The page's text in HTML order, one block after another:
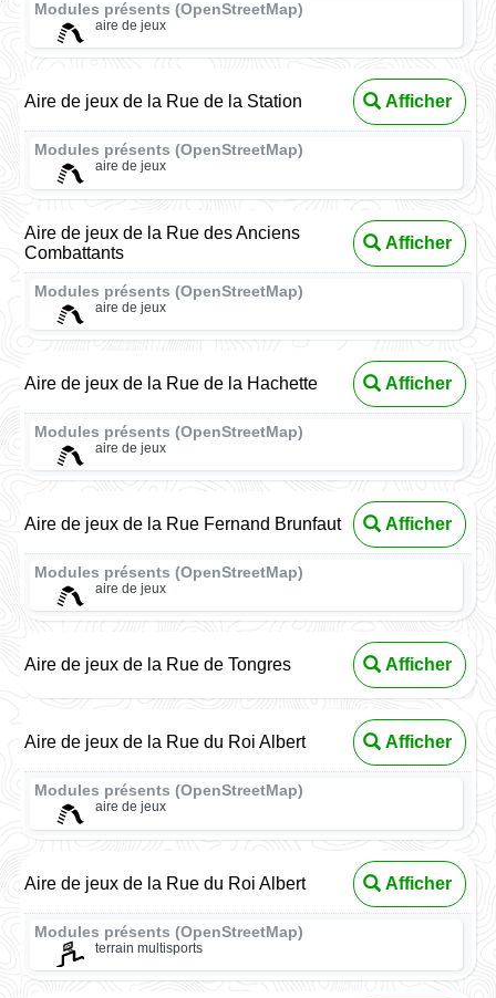
Modules présents (OpenStreetMap)
aire de jeux
Aire de jeux de la Rue de la Station Afficher
Modules présents (OpenStreetMap)
aire de jeux
Aire de jeux de la Rue des Anciens
Combattants
Afficher
Modules présents (OpenStreetMap)
aire de jeux
Aire de jeux de la Rue de la Hachette Afficher
Modules présents (OpenStreetMap)
aire de jeux
Aire de jeux de la Rue Fernand Brunfaut Afficher
Modules présents (OpenStreetMap)
aire de jeux
Aire de jeux de la Rue de Tongres Afficher
Aire de jeux de la Rue du Roi Albert Afficher
Modules présents (OpenStreetMap)
aire de jeux
Aire de jeux de la Rue du Roi Albert Afficher
Modules présents (OpenStreetMap)
terrain multisports